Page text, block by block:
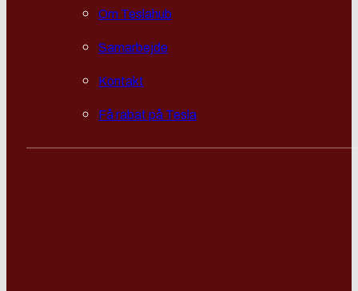
Om Teslahub
Samarbejde
Kontakt
Få rabat på Tesla